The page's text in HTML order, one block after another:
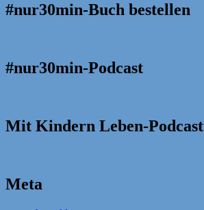
#nur30min-Buch bestellen
#nur30min-Podcast
Mit Kindern Leben-Podcast
Meta